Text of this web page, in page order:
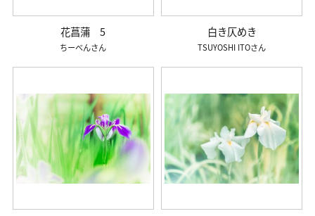
花菖蒲 5
ちーべん
白き仄めき
TSUYOSHI ITO